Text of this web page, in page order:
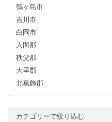
鶴ヶ島市
吉川市
白岡市
入間郡
秩父郡
大里郡
北葛飾郡
カテゴリーで絞り込む